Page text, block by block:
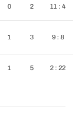
0 2 11 : 4
1 3 9 : 8
1 5 2 : 22